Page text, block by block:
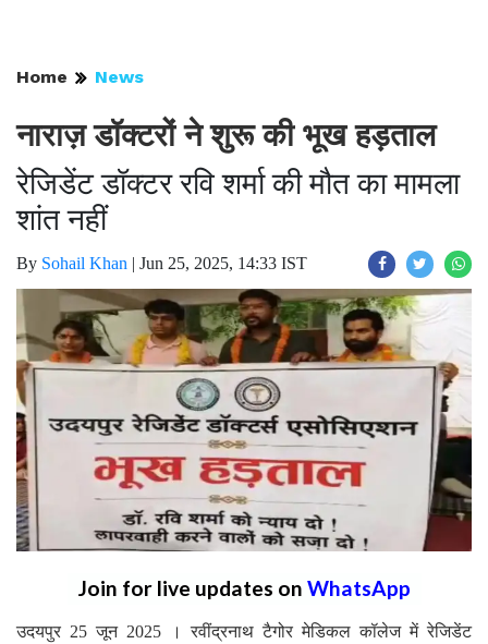
Home News
नाराज़ डॉक्टरों ने शुरू की भूख हड़ताल
रेजिडेंट डॉक्टर रवि शर्मा की मौत का मामला
शांत नहीं
By Sohail Khan | Jun 25, 2025, 14:33 IST
Join for live updates on WhatsApp
उदयपुर 25 जून 2025 । रवींद्रनाथ टैगोर मेडिकल कॉलेज में रेजिडेंट